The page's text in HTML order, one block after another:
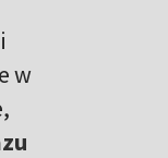
w